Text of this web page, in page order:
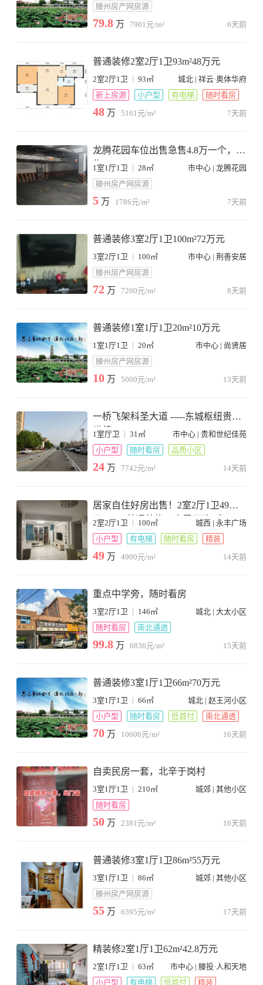
滕州房产网房源
79.8 万 7901元/m² 6天前
普通装修2室2厅1卫93m²48万元
2室2厅1卫 | 93㎡
城北 | 祥云·奥体华府
新上房源
小户型 有电梯 随时看房
48 万 5161元/m² 7天前
龙腾花园车位出售急售4.8万一个，急
售
1室1厅1卫 | 28㎡
市中心 | 龙腾花园
滕州房产网房源
5 万 1786元/m² 7天前
普通装修3室2厅1卫100m²72万元
3室2厅1卫 | 100㎡
市中心 | 荆善安居
滕州房产网房源
72 万 7200元/m² 8天前
普通装修1室1厅1卫20m²10万元
1室1厅1卫 | 20㎡
市中心 | 尚贤居
滕州房产网房源
10 万 5000元/m² 13天前
一桥飞架科圣大道 -----东城枢纽贵和
世纪
1室厅卫 | 31㎡
市中心 | 贵和世纪佳苑
小户型
随时看房 品质小区
24 万 7742元/m² 14天前
居家自住好房出售！2室2厅1卫49万
元100m²普通装修，房屋可改3室。
2室2厅1卫 | 100㎡
城西 | 永丰广场
小户型
有电梯 随时看房 精装
49 万 4900元/m² 14天前
重点中学旁，随时看房
3室2厅1卫 | 146㎡
城北 | 大太小区
随时看房
南北通透
99.8 万 6836元/m² 15天前
普通装修3室1厅1卫66m²70万元
3室1厅1卫 | 66㎡
城北 | 赵王河小区
小户型
随时看房 低首付 南北通透
70 万 10606元/m² 16天前
自卖民房一套，北辛于岗村
3室1厅1卫 | 210㎡
城郊 | 其他小区
随时看房
50 万 2381元/m² 16天前
普通装修3室1厅1卫86m²55万元
3室1厅1卫 | 86㎡
城郊 | 其他小区
滕州房产网房源
55 万 6395元/m² 17天前
精装修2室1厅1卫62m²42.8万元
2室1厅1卫 | 63㎡
市中心 | 滕投·人和天地
小户型
有电梯 低首付 精装